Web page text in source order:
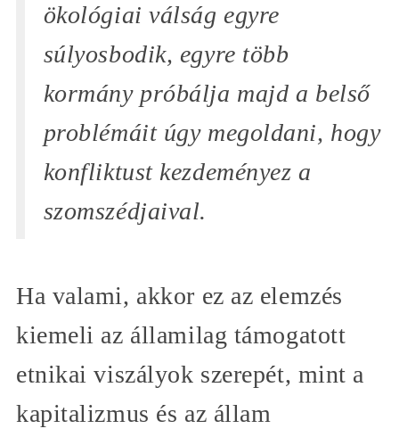
ökológiai válság egyre
súlyosbodik, egyre több
kormány próbálja majd a belső
problémáit úgy megoldani, hogy
konfliktust kezdeményez a
szomszédjaival.
Ha valami, akkor ez az elemzés
kiemeli az államilag támogatott
etnikai viszályok szerepét, mint a
kapitalizmus és az állam